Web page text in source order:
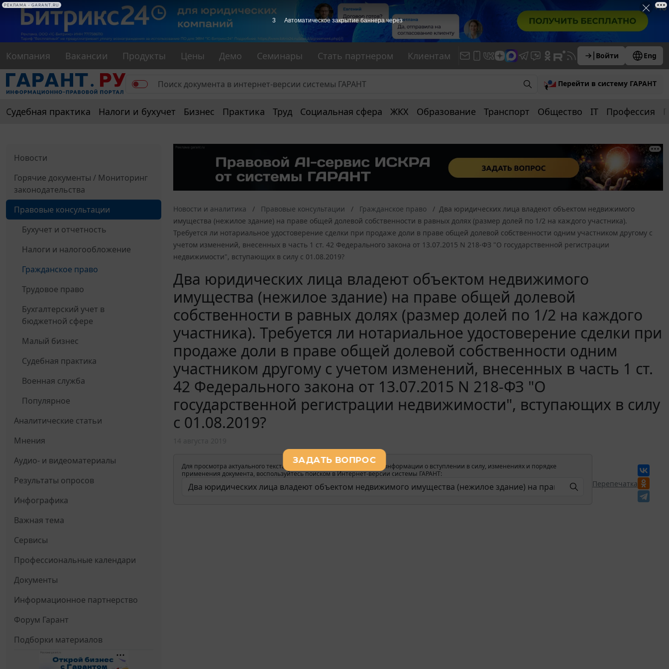
РЕКЛАМА
Компания Вакансии Продукты Цены Демо Семинары Стать партнером Клиентам Войти Eng
Перейти в систему ГАРАНТ
Судебная практика Налоги и бухучет Бизнес Практика Труд Социальная сфера ЖКХ Образование Транспорт Общество IT Профессия
Новости
Горячие документы / Мониторинг
законодательства
Правовые консультации
Бухучет и отчетность
Налоги и налогообложение
Гражданское право
Трудовое право
Бухгалтерский учет в
бюджетной сфере
Малый бизнес
Судебная практика
Военная служба
Популярное
Аналитические статьи
Мнения
Аудио- и видеоматериалы
Результаты опросов
Инфографика
Важная тема
Сервисы
Профессиональные календари
Документы
Информационное партнерство
Форум Гарант
Подборки материалов
Новости и аналитика Правовые консультации Гражданское право
Два юридических лица владеют объектом недвижимого
имущества (нежилое здание) на праве общей долевой собственности в равных долях (размер долей по 1/2 на каждого участника).
Требуется ли нотариальное удостоверение сделки при продаже доли в праве общей долевой собственности одним участником другому с
учетом изменений, внесенных в часть 1 ст. 42 Федерального закона от 13.07.2015 N 218-ФЗ "О государственной регистрации
недвижимости", вступающих в силу с 01.08.2019?
Два юридических лица владеют объектом недвижимого
имущества (нежилое здание) на праве общей долевой
собственности в равных долях (размер долей по 1/2 на каждого
участника). Требуется ли нотариальное удостоверение сделки при
продаже доли в праве общей долевой собственности одним
участником другому с учетом изменений, внесенных в часть 1 ст.
42 Федерального закона от 13.07.2015 N 218-ФЗ "О
государственной регистрации недвижимости", вступающих в силу
с 01.08.2019?
Для просмотра актуального текста документа и получения полной информации о вступлении в силу, изменениях и порядке
применения документа, воспользуйтесь поиском в Интернет-версии системы ГАРАНТ:
Перепечатка
2 Автоматическое закрытие баннера через
РЕКЛАМА • GARANT.RU